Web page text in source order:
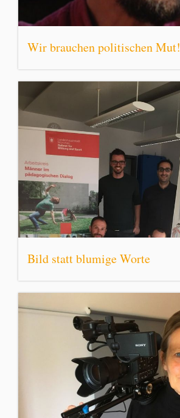
Wir brauchen politischen Mut!
Bild statt blumige Worte